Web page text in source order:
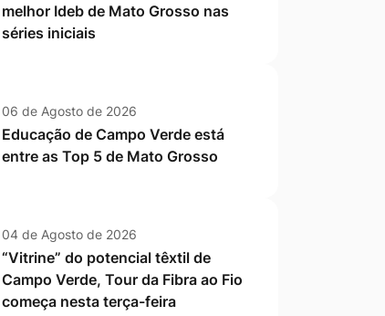
melhor Ideb de Mato Grosso nas
séries iniciais
06 de Agosto de 2026
Educação de Campo Verde está
entre as Top 5 de Mato Grosso
04 de Agosto de 2026
“Vitrine” do potencial têxtil de
Campo Verde, Tour da Fibra ao Fio
começa nesta terça-feira